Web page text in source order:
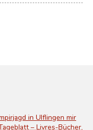
in Ulflingen mir
– Livres-Bücher,